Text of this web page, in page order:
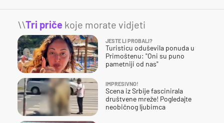
\\Tri priče koje morate vidjeti
JESTE LI PROBALI?
Turisticu oduševila ponuda u
Primoštenu: "Oni su puno
pametniji od nas"
IMPRESIVNO!
Scena iz Srbije fascinirala
društvene mreže! Pogledajte
neobičnog ljubimca